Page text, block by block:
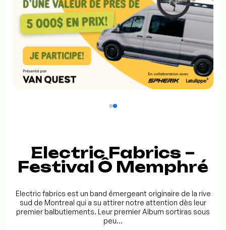
Electric Fabrics –
Festival Ô Memphré
Electric fabrics est un band émergeant originaire de la rive
sud de Montreal qui a su attirer notre attention dès leur
premier balbutiements. Leur premier Album sortiras sous
peu...